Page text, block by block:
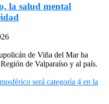
la salud mental
de Viña del Mar ha
de Valparaíso y al país.